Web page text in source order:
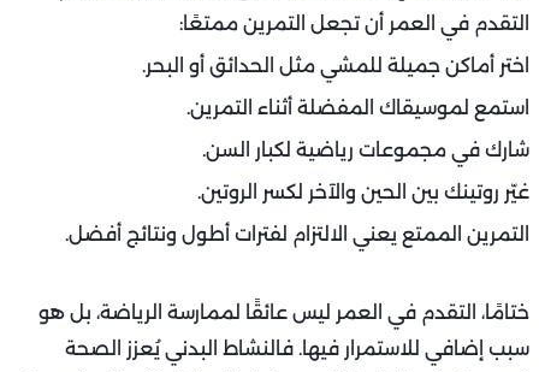
التقدم في العمر أن تجعل التمرين ممتعًا:
اختر أماكن جميلة للمشي مثل الحدائق أو البحر.
استمع لموسيقاك المفضلة أثناء التمرين.
شارك في مجموعات رياضية لكبار السن.
غيّر روتينك بين الحين والآخر لكسر الروتين.
التمرين الممتع يعني الالتزام لفترات أطول ونتائج أفضل.
ختامًا، التقدم في العمر ليس عائقًا لممارسة الرياضة، بل هو
سبب إضافي للاستمرار فيها. فالنشاط البدني يُعزز الصحة